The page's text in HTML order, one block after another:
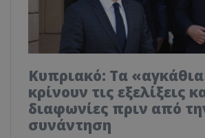
Κυπριακό: Τα
κρίνουν τις εξελίξεις
διαφωνίες πριν από
συνάντηση